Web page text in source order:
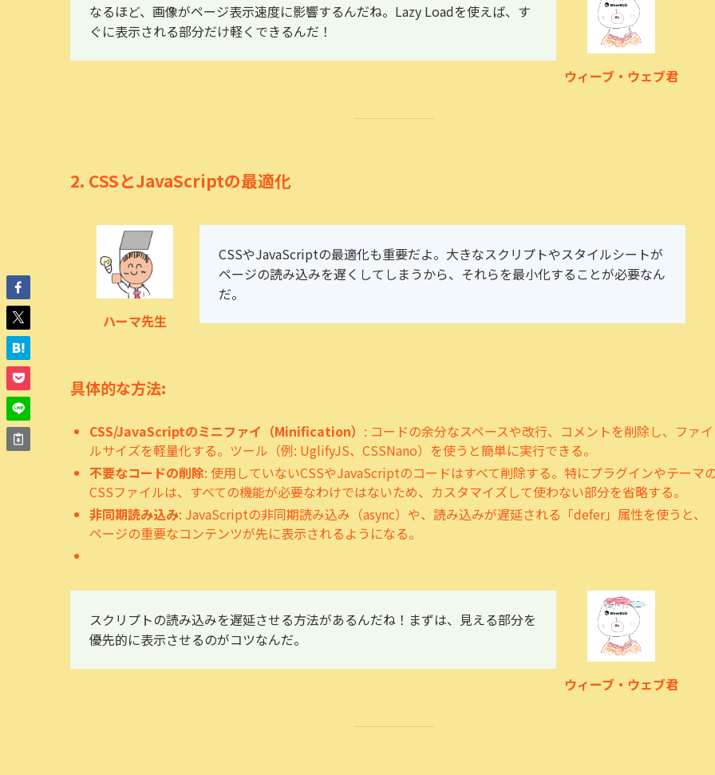
なるほど、画像がページ表示速度に影響するんだね。Lazy Loadを使えば、す
ぐに表示される部分だけ軽くできるんだ！
ウィーブ・ウェブ君
2. CSSとJavaScriptの最適化
ハーマ先生
CSSやJavaScriptの最適化も重要だよ。大きなスクリプトやスタイルシートが
ページの読み込みを遅くしてしまうから、それらを最小化することが必要なん
だ。
具体的な方法:
CSS/JavaScriptのミニファイ（Minification） : コードの余分なスペースや改行、コメントを削除し、ファイ
ルサイズを軽量化する。ツール（例: UglifyJS、CSSNano）を使うと簡単に実行できる。
不要なコードの削除: 使用していないCSSやJavaScriptのコードはすべて削除する。特にプラグインやテーマ
CSSファイルは、すべての機能が必要なわけではないため、カスタマイズして使わない部分を省略する。
非同期読み込み: JavaScriptの非同期読み込み（async）や、読み込みが遅延される「defer」属性を使うと、
ページの重要なコンテンツが先に表示されるようになる。
スクリプトの読み込みを遅延させる方法があるんだね！まずは、見える部分を
優先的に表示させるのがコツなんだ。
ウィーブ・ウェブ君